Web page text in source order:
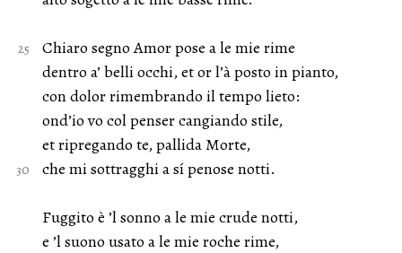
Chiaro segno Amor pose a le mie rime
dentro a’ belli occhi, et or l’à posto in pianto,
con dolor rimembrando il tempo lieto:
ond’io vo col penser cangiando stile,
et ripregando te, pallida Morte,
che mi sottragghi a sí penose notti.
Fuggito è ’l sonno a le mie crude notti,
e ’l suono usato a le mie roche rime,